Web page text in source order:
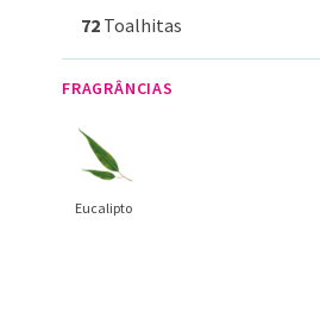
72 Toalhitas
FRAGRÂNCIAS
Eucalipto